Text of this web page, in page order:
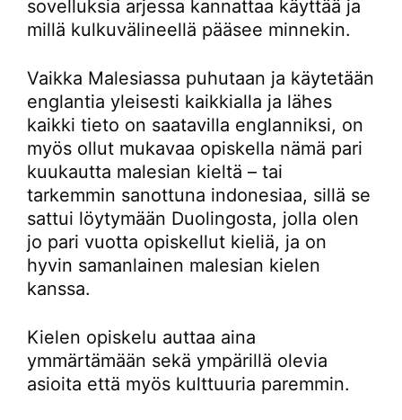
sovelluksia arjessa kannattaa käyttää ja
millä kulkuvälineellä pääsee minnekin.
Vaikka Malesiassa puhutaan ja käytetään
englantia yleisesti kaikkialla ja lähes
kaikki tieto on saatavilla englanniksi, on
myös ollut mukavaa opiskella nämä pari
kuukautta malesian kieltä – tai
tarkemmin sanottuna indonesiaa, sillä se
sattui löytymään Duolingosta, jolla olen
jo pari vuotta opiskellut kieliä, ja on
hyvin samanlainen malesian kielen
kanssa.
Kielen opiskelu auttaa aina
ymmärtämään sekä ympärillä olevia
asioita että myös kulttuuria paremmin.